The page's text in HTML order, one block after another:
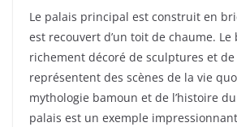
Le palais principal est construit en
est recouvert d’un toit de chaume.
richement décoré de sculptures et
représentent des scènes de la vie
mythologie bamoun et de l’histoire
palais est un exemple